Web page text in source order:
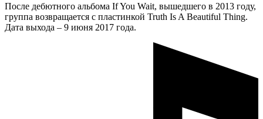
После дебютного альбома If You Wait, вышедшего в 2013 году,
группа возвращается с пластинкой Truth Is A Beautiful Thing.
Дата выхода – 9 июня 2017 года.